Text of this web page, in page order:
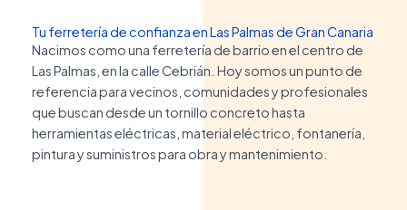
Tu ferretería de confianza en Las Palmas de Gran Canaria
Nacimos como una ferretería de barrio en el centro de
Las Palmas, en la calle Cebrián. Hoy somos un punto de
referencia para vecinos, comunidades y profesionales
que buscan desde un tornillo concreto hasta
herramientas eléctricas, material eléctrico, fontanería,
pintura y suministros para obra y mantenimiento.